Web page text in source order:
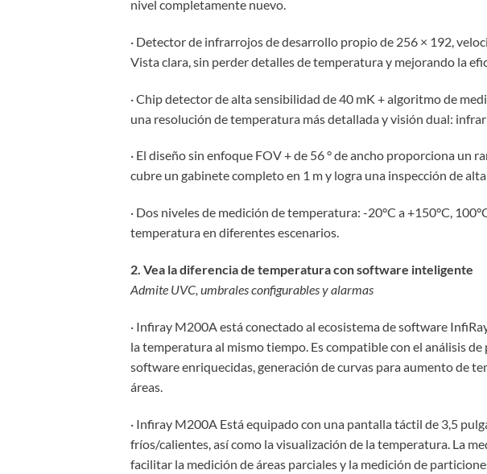
nivel completamente nuevo.
· Detector de infrarrojos de desarrollo propio de 256 × 192,
Vista clara, sin perder detalles de temperatura y mejorando la
· Chip detector de alta sensibilidad de 40 mK + algoritmo de
una resolución de temperatura más detallada y visión dual:
· El diseño sin enfoque FOV + de 56 ° de ancho proporciona un
cubre un gabinete completo en 1 m y logra una inspección de
· Dos niveles de medición de temperatura: -20°C a +150°C,
temperatura en diferentes escenarios.
2. Vea la diferencia de temperatura con software inteligente
Admite UVC, umbrales configurables y alarmas
· Infiray M200A está conectado al ecosistema de software
la temperatura al mismo tiempo. Es compatible con el análisis
software enriquecidas, generación de curvas para aumento de
áreas.
· Infiray M200A Está equipado con una pantalla táctil de 3,5
fríos/calientes, así como la visualización de la temperatura. La
facilitar la medición de áreas parciales y la medición de